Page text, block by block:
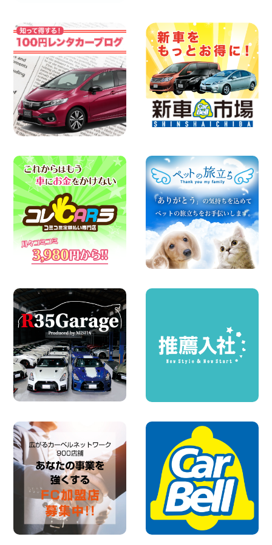
2026年08月04日
お盆のご予定はお決まりですか?佐渡でレ
ンタカー借りるなら100円レンタカー! 新
潟県 両津店
100円レンタカー 両津
2026年08月04日
お引越しに便利で最適!(禁煙車両) 香川県
坂出川津店
100円レンタカー 坂出川津
2026年08月04日
8月 お盆休みのお知らせ 広島県 ベイシテ
100円レンタカー ベイシティ宇品
2026年08月03日
ちょっとそこまで。もっと気軽に 埼玉県
西武秩父駅前店
100円レンタカー 西武秩父駅前
2026年08月03日
加古川店のレンタル車リスト!!! 兵庫県 加
古川店
100円レンタカー 加古川
2026年08月03日
ー】を体感できるチャンスです! 千葉県
千葉北店
★五所川原の夏を100円レンタカーで満
喫しよう!★ 青森県 五所川原店
100円レンタカー 五所川原
2026年08月01日
新車レンタカー導入決定!ハイゼットカー
ゴ4WDが仲間入りします! 広島県 広島北
店
2026年08月01日